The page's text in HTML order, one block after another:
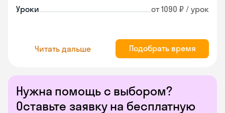
Нужна помощь с выбором?
Оставьте заявку на бесплатную
Уроки от 1090 ₽ / урок
Читать дальше Подобрать время